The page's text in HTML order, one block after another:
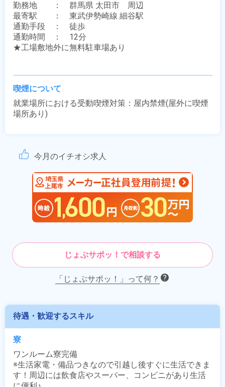
勤務地　　：　群馬県 太田市　周辺
最寄駅　　：　東武伊勢崎線 細谷駅
通勤手段　：　徒歩
通勤時間　：　12分
★工場敷地外に無料駐車場あり
喫煙について
就業場所における受動喫煙対策：屋内禁煙(屋外に喫煙
場所あり)
今月のイチオシ求人
じょぶサポッ！で相談する
「じょぶサポッ！」って何？
待遇・歓迎するスキル
寮
ワンルーム寮完備
※生活家電・備品つきなので引越し後すぐに生活できま
す！周辺には飲食店やスーパー、コンビニがあり生活